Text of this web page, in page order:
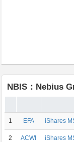
NBIS：Nebius
1 EFA iShares
2 ACWI iShares